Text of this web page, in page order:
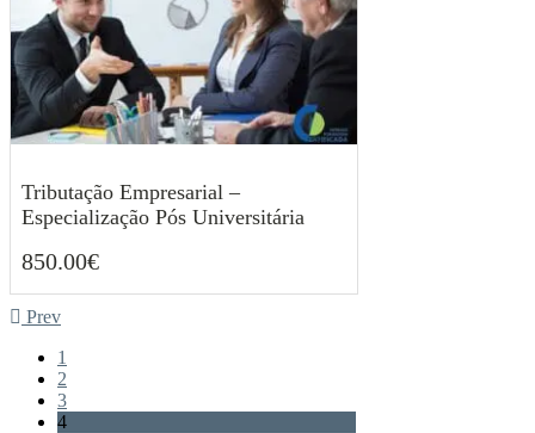
Tributação Empresarial –
Especialização Pós Universitária
850.00€
Prev
1
2
3
4